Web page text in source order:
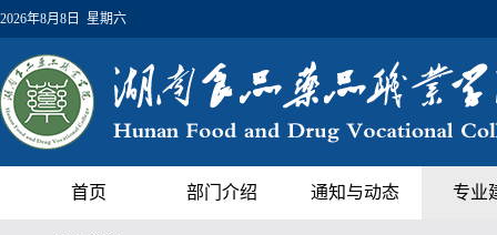
2026年8月8日 星期六
首页 部门介绍 通知与动态 专业